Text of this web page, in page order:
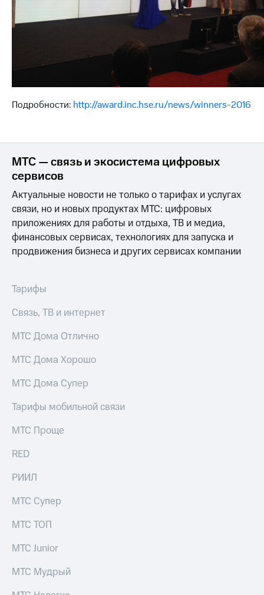
акций
Программа
приобретения
выкупа
акций
Дивиденды
Еврооблигации-2023
Уведомление
погашении
именных
облигаций
Другое
Регистратор
развитие
На главную
Подробности: http://award.inc.hse.ru/news/winners-2016
МТС — связь и экосистема цифровых
сервисов
Актуальные новости не только о тарифах и услугах
связи, но и новых продуктах МТС: цифровых
приложениях для работы и отдыха, ТВ и медиа,
финансовых сервисах, технологиях для запуска и
продвижения бизнеса и других сервисах компании
Тарифы
Связь, ТВ и интернет
МТС Дома Отлично
МТС Дома Хорошо
МТС Дома Супер
Тарифы мобильной связи
МТС Проще
RED
РИИЛ
МТС Супер
МТС ТОП
МТС Junior
МТС Мудрый